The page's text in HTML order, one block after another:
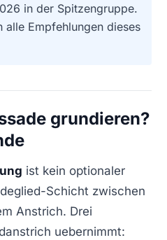
in der Spitzengruppe.
alle Empfehlungen dieses
grundieren?
ist kein optionaler
Schicht zwischen
Anstrich. Drei
uebernimmt: